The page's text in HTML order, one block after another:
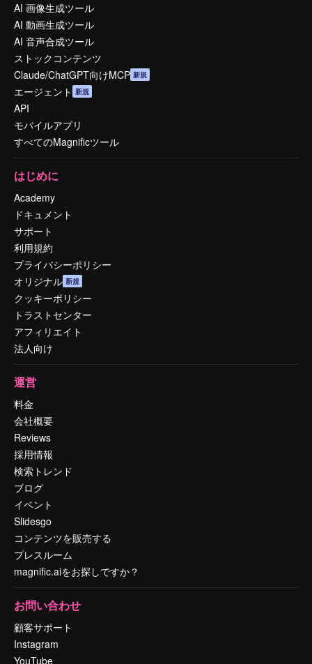
AI 画像生成ツール
AI 動画生成ツール
AI 音声合成ツール
ストックコンテンツ
Claude/ChatGPT向けMCP 新規
エージェント 新規
API
モバイルアプリ
すべてのMagnificツール
はじめに
Academy
ドキュメント
サポート
利用規約
プライバシーポリシー
オリジナル 新規
クッキーポリシー
トラストセンター
アフィリエイト
法人向け
運営
料金
会社概要
Reviews
採用情報
検索トレンド
ブログ
イベント
Slidesgo
コンテンツを販売する
プレスルーム
magnific.aiをお探しですか？
お問い合わせ
顧客サポート
Instagram
YouTube